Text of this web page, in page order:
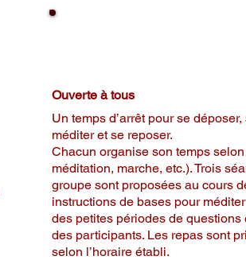
Ouverte à tous
Un temps d’arrêt pour se
méditer et se reposer.
Chacun organise son temps
méditation, marche, etc.). Trois
groupe sont proposées au cours
instructions de bases pour
des petites périodes de
des participants. Les repas sont
selon l’horaire établi.